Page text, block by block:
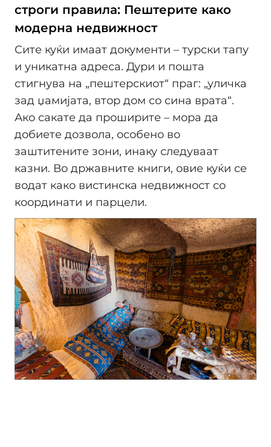
строги правила: Пештерите како
модерна недвижност
Сите куќи имаат документи – турски тапу
и уникатна адреса. Дури и пошта
стигнува на „пештерскиот“ праг: „уличка
зад џамијата, втор дом со сина врата“.
Ако сакате да проширите – мора да
добиете дозвола, особено во
заштитените зони, инаку следуваат
казни. Во државните книги, овие куќи се
водат како вистинска недвижност со
координати и парцели.